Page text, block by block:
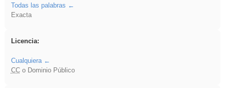
Todas las palabras
Exacta
Licencia:
Cualquiera
CCo Dominio Público